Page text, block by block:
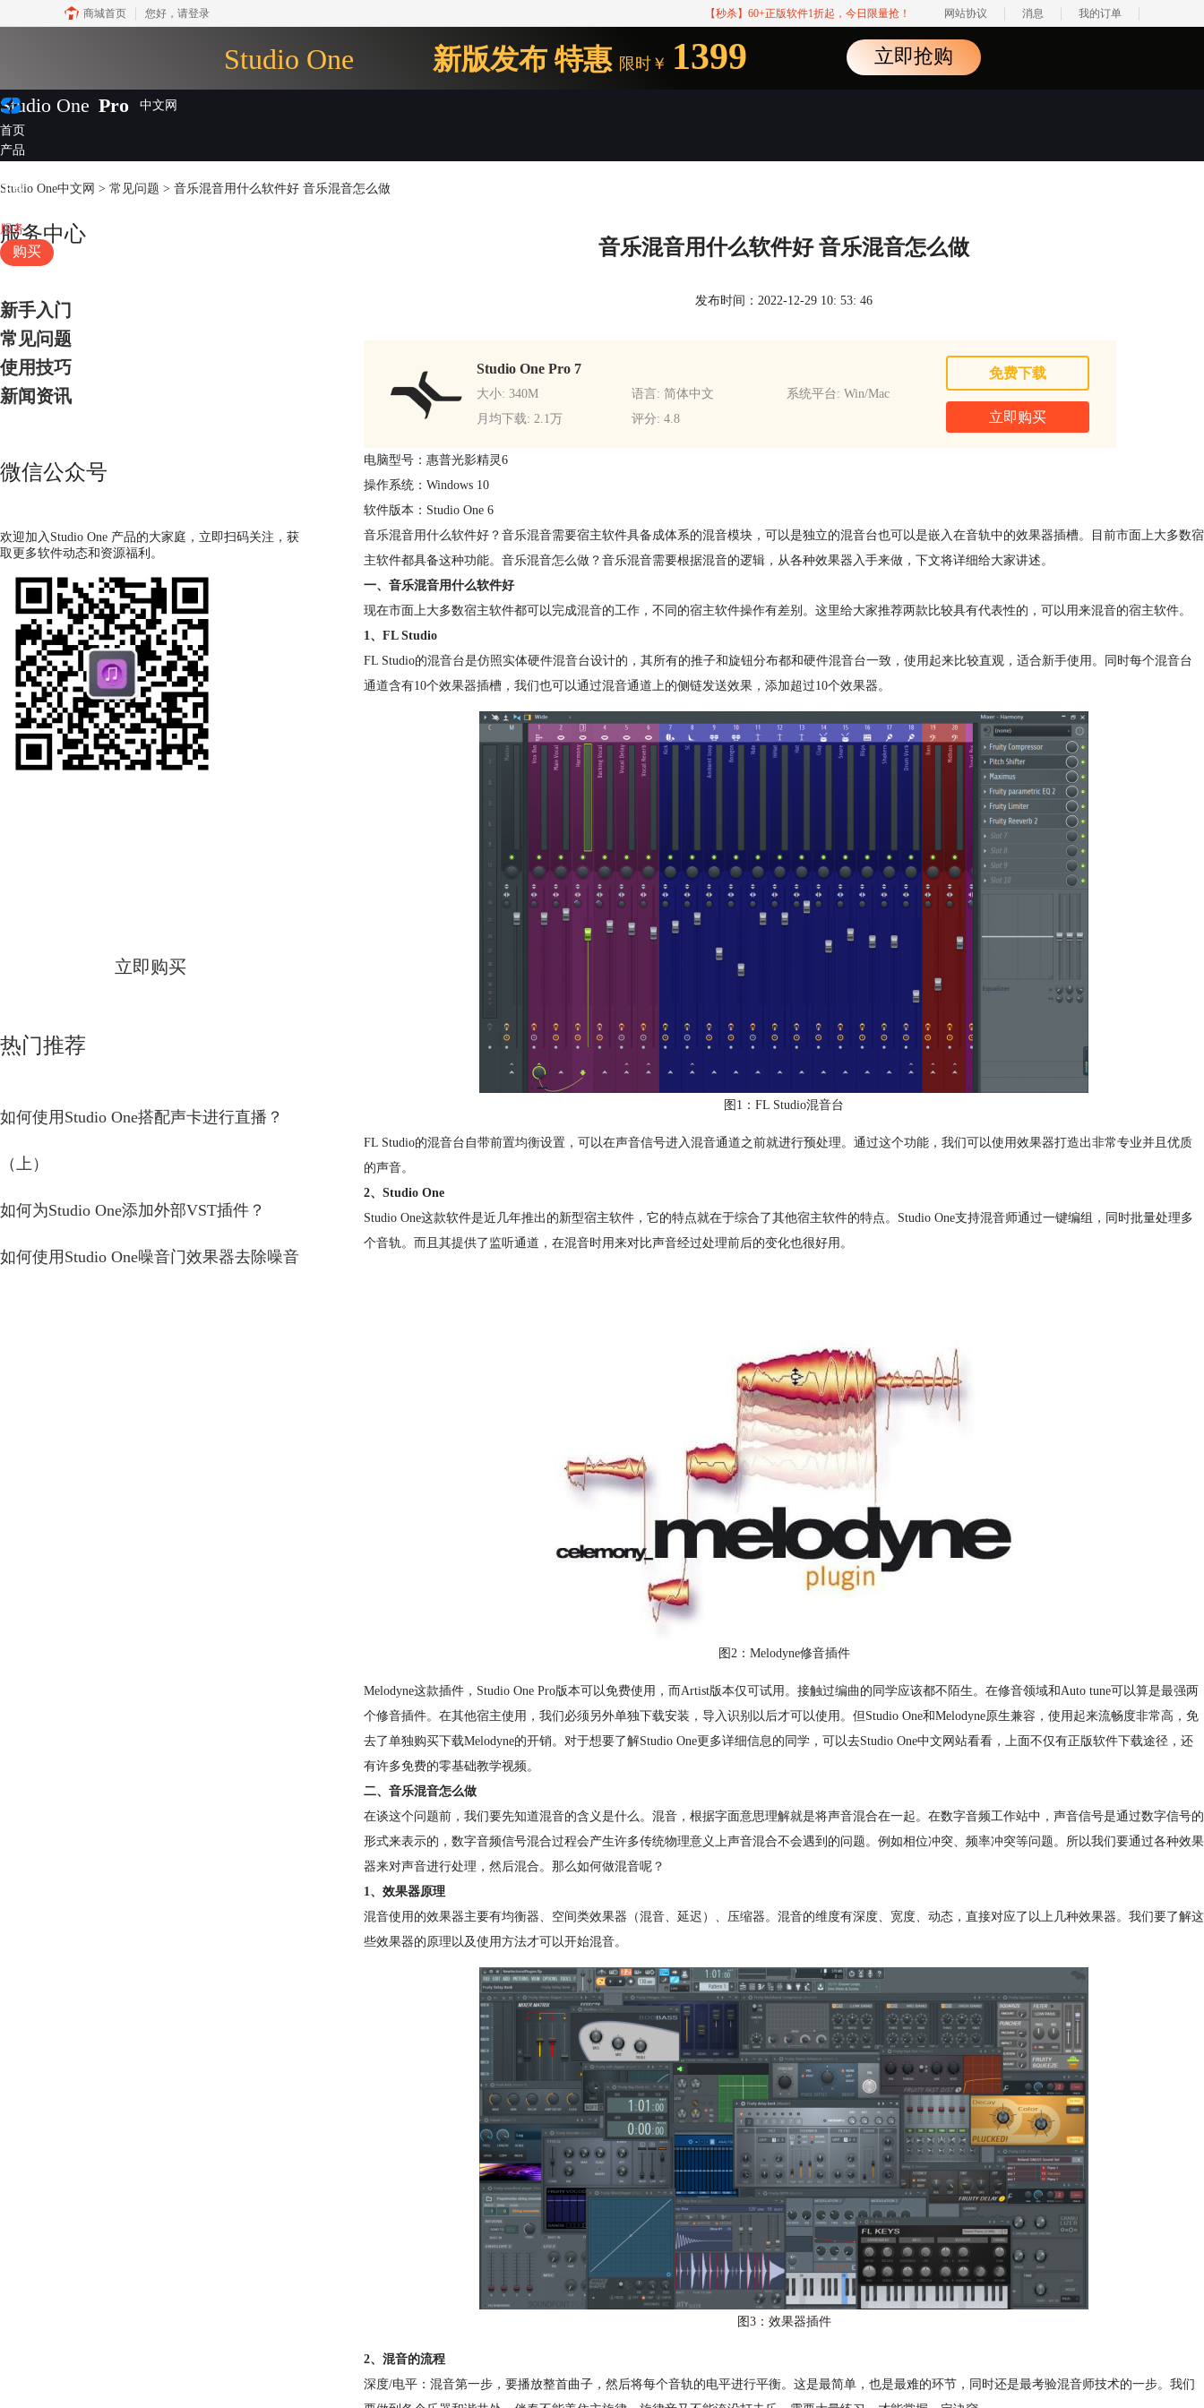
商城首页 您好， 请登录 【秒杀】60+正版软件1折起，今日限量抢！ 网站协议 消息 我的订单
Studio One 新版发布 特惠 限时￥ 1399 立即抢购
Studio One Pro
首页
产品
下载
服务
购买
Studio One中文网 > 常见问题 > 音乐混音用什么软件好 音乐混音怎么做
服务中心
新手入门
常见问题
使用技巧
新闻资讯
微信公众号
欢迎加入Studio One 产品的大家庭，立即扫码关注，获
取更多软件动态和资源福利。
立即购买
热门推荐
如何使用Studio One搭配声卡进行直播？
（上）
如何为Studio One添加外部VST插件？
如何使用Studio One噪音门效果器去除噪音
音乐混音用什么软件好 音乐混音怎么做
发布时间：2022-12-29 10: 53: 46
Studio One Pro 7
大小: 340M 语言: 简体中文
系统平台: Win/Mac
月均下载: 2.1万
评分: 4.8
免费下载
立即购买
电脑型号：惠普光影精灵6
操作系统：Windows 10
软件版本：Studio One 6
音乐混音用什么软件好？音乐混音需要宿主软件具备成体系的混音模块，可以是独立的混音台也可以是嵌入在音轨中的效果器插槽。目前市面上大多数宿
主软件都具备这种功能。音乐混音怎么做？音乐混音需要根据混音的逻辑，从各种效果器入手来做，下文将详细给大家讲述。
一、音乐混音用什么软件好
现在市面上大多数宿主软件都可以完成混音的工作，不同的宿主软件操作有差别。这里给大家推荐两款比较具有代表性的，可以用来混音的宿主软件。
1、FL Studio
FL Studio的混音台是仿照实体硬件混音台设计的，其所有的推子和旋钮分布都和硬件混音台一致，使用起来比较直观，适合新手使用。同时每个混音台
通道含有10个效果器插槽，我们也可以通过混音通道上的侧链发送效果，添加超过10个效果器。
图1：FL Studio混音台
FL Studio的混音台自带前置均衡设置，可以在声音信号进入混音通道之前就进行预处理。通过这个功能，我们可以使用效果器打造出非常专业并且优质
的声音。
2、Studio One
Studio One这款软件是近几年推出的新型宿主软件，它的特点就在于综合了其他宿主软件的特点。Studio One支持混音师通过一键编组，同时批量处理多
个音轨。而且其提供了监听通道，在混音时用来对比声音经过处理前后的变化也很好用。
图2：Melodyne修音插件
Melodyne这款插件，Studio One Pro版本可以免费使用，而Artist版本仅可试用。接触过编曲 的同学应该都不陌生。在修音领域和Auto tune可以算是最强两
个修音插件。在其他宿主使用，我们必须另外单独下载安装，导入识别以后才可以使用。但Studio One和Melodyne原生兼容，使用起来流畅度非常高，免
去了单独购买下载Melodyne的开销。对于想要了解Studio One更多详细信息的同学，可以去Studio One中文网站看看，上面不仅有正版软件下载途径，还
有许多免费的零基础教学视频。
二、音乐混音怎么做
在谈这个问题前，我们要先知道混音的含义是什么。混音，根据字面意思理解就是将声音混合在一起。在数字音频工作站中，声音信号是通过数字信号的
形式来表示的，数字音频信号混合过程会产生许多传统物理意义上声音混合不会遇到的问题。例如相位冲突、频率冲突等问题。所以我们要通过各种效果
器来对声音进行处理，然后混合。那么如何做混音呢？
1、效果器原理
混音使用的效果器主要有均衡器、空间类效果器（混音、延迟）、压缩器。混音的维度有深度、宽度、动态，直接对应了以上几种效果器。我们要了解这
些效果器的原理以及使用方法才可以开始混音。
图3：效果器插件
2、混音的流程
深度/电平：混音第一步，要播放整首曲子，然后将每个音轨的电平进行平衡。这是最简单，也是最难的环节，同时还是最考验混音师技术的一步。我们